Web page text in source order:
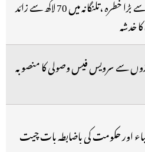
ووٹر لسٹ کا سب سے بڑا خطرہ ،تلنگانہ میں 70 لاکھ سے زائد
خدشہ
سے سرویس فیس وصولی کا منصوبہ
اور حکومت کی باضابطہ بات چیت